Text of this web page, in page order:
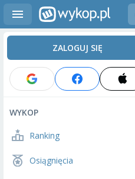
ZALOGUJ SIĘ
WYKOP
Ranking
Osiągnięcia